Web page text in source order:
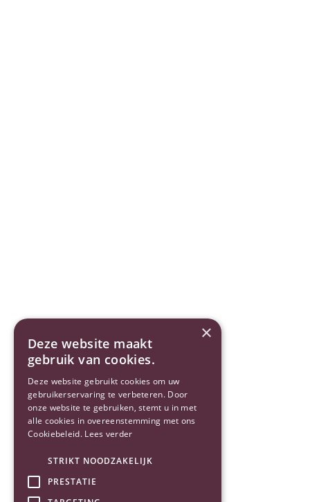
×
Deze website maakt
gebruik van cookies.
Deze website gebruikt cookies om uw
gebruikerservaring te verbeteren. Door
onze website te gebruiken, stemt u in met
alle cookies in overeenstemming met ons
Cookiebeleid. Lees verder
STRIKT NOODZAKELIJK
PRESTATIE